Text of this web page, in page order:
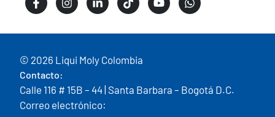
© 2026 Liqui Moly Colombia
Contacto:
Calle 116 # 15B – 44 | Santa Barbara – Bogotá D.C.
Correo electrónico: